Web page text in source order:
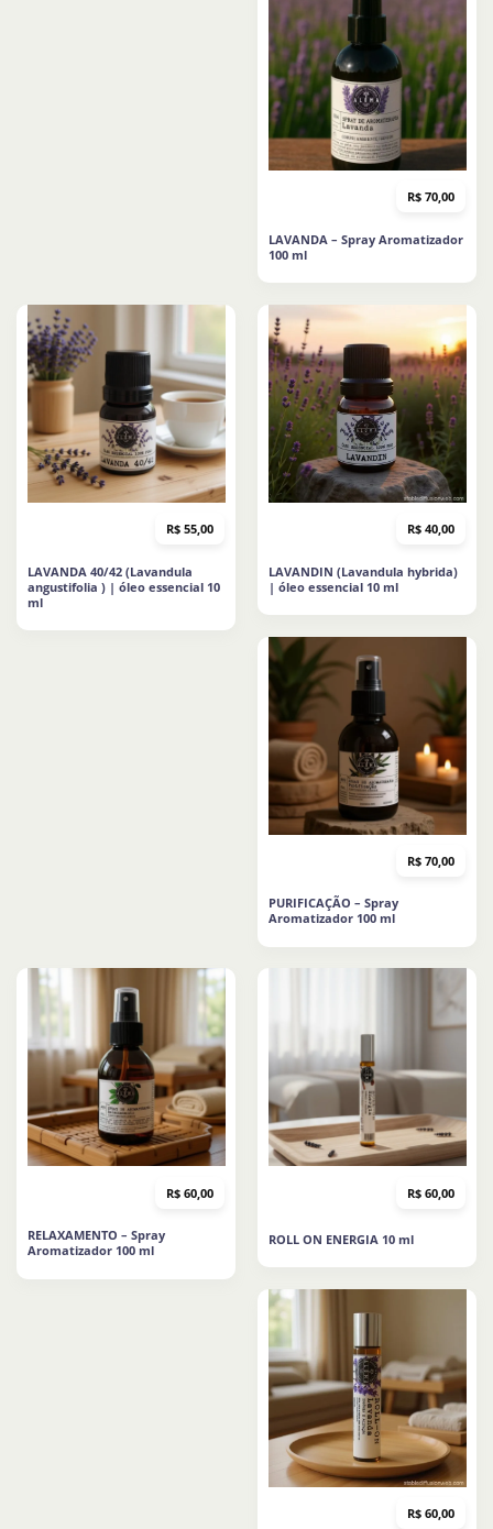
LAVANDA – Spray Aromatizador
100 ml
R$ 70,00
LAVANDA 40/42 (Lavandula
angustifolia ) | óleo essencial 10
ml
R$ 55,00
LAVANDIN (Lavandula hybrida)
| óleo essencial 10 ml
R$ 40,00
PURIFICAÇÃO – Spray
Aromatizador 100 ml
R$ 70,00
RELAXAMENTO – Spray
Aromatizador 100 ml
R$ 60,00
ROLL ON ENERGIA 10 ml
R$ 60,00
R$ 60,00